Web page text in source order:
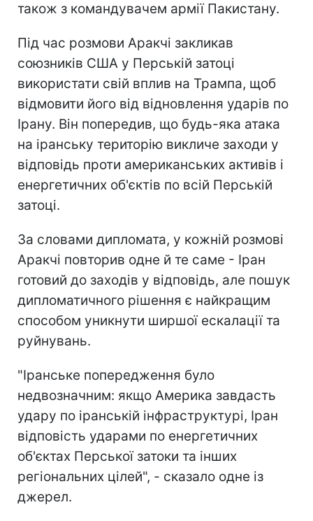
також з командувачем армії Пакистану.
Під час розмови Аракчі закликав
союзників США у Перській затоці
використати свій вплив на Трампа, щоб
відмовити його від відновлення ударів по
Ірану. Він попередив, що будь-яка атака
на іранську територію викличе заходи у
відповідь проти американських активів і
енергетичних об'єктів по всій Перській
затоці.
За словами дипломата, у кожній розмові
Аракчі повторив одне й те саме - Іран
готовий до заходів у відповідь, але пошук
дипломатичного рішення є найкращим
способом уникнути ширшої ескалації та
руйнувань.
"Іранське попередження було
недвозначним: якщо Америка завдасть
удару по іранській інфраструктурі, Іран
відповість ударами по енергетичних
об'єктах Перської затоки та інших
регіональних цілей", - сказало одне із
джерел.